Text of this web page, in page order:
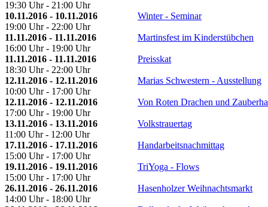
19:30 Uhr - 21:00 Uhr
10.11.2016 - 10.11.2016
19:00 Uhr - 22:00 Uhr
Winter - Seminar
11.11.2016 - 11.11.2016
16:00 Uhr - 19:00 Uhr
Martinsfest im Kinderstübchen
11.11.2016 - 11.11.2016
18:30 Uhr - 22:00 Uhr
Preisskat
12.11.2016 - 12.11.2016
10:00 Uhr - 17:00 Uhr
Marias Schwestern - Ausstellung
12.11.2016 - 12.11.2016
17:00 Uhr - 19:00 Uhr
Von Roten Drachen und
13.11.2016 - 13.11.2016
11:00 Uhr - 12:00 Uhr
Volkstrauertag
17.11.2016 - 17.11.2016
15:00 Uhr - 17:00 Uhr
Handarbeitsnachmittag
19.11.2016 - 19.11.2016
15:00 Uhr - 17:00 Uhr
TriYoga - Flows
26.11.2016 - 26.11.2016
14:00 Uhr - 18:00 Uhr
Hasenholzer Weihnachtsmarkt